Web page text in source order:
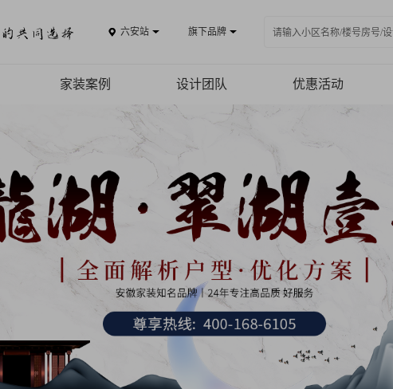
六安站 旗下品牌
家装案例
全景VR
热装楼盘
设计团队 优惠活动